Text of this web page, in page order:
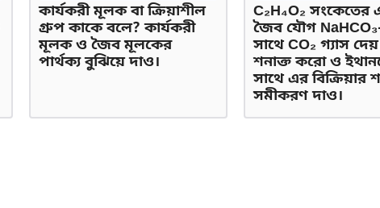
কার্যকরী মূলক বা ক্রিয়াশীল
গ্রুপ কাকে বলে? কার্যকরী
মূলক ও জৈব মূলকের
পার্থক্য বুঝিয়ে দাও।
C₂H₄O₂ সংকেতের
জৈব যৌগ
সাথে CO₂ গ্যাস
শনাক্ত করো ও
সাথে এর বিক্রিয়ার
সমীকরণ দাও।